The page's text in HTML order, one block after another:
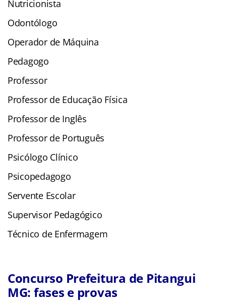
Nutricionista
Odontólogo
Operador de Máquina
Pedagogo
Professor
Professor de Educação Física
Professor de Inglês
Professor de Português
Psicólogo Clínico
Psicopedagogo
Servente Escolar
Supervisor Pedagógico
Técnico de Enfermagem
Concurso Prefeitura de Pitangui
MG: fases e provas